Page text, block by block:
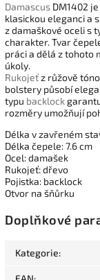
Damascus DM1402
klasickou eleganci a
z damaškové oceli s
charakter. Tvar
práci a dělá z tohoto
úkoly.
Rukojeťz růžově
bolstery působí
typu backlock
rozměry umožňují
Délka v zavřeném
Délka čepele: 7.6 cm
Ocel: damašek
Rukojeť: dřevo
Pojistka: backlock
Otvor na šňůrku
Doplňkové
Kategorie: